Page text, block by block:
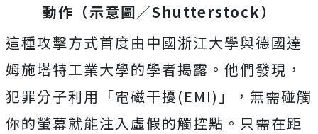
動作（示意圖／Shutterstock）
這種攻擊方式首度由中國浙江大學與德國達
姆施塔特工業大學的學者揭露。他們發現，
犯罪分子利用「電磁干擾(EMI)」，無需碰觸
你的螢幕就能注入虛假的觸控點。只需在距